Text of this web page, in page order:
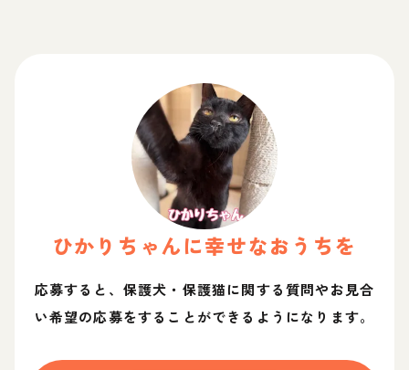
ひかり ちゃんに幸せなおうちを
応募すると、保護犬・保護猫に関する質問やお見合
い希望の応募をすることができるようになります。